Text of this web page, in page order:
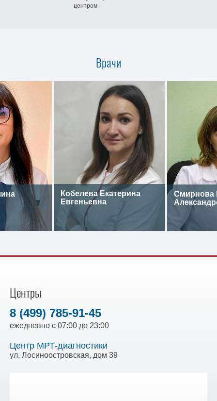
центром
Врачи
Кобелева Екатерина
Евгеньевна
Смирнова
Центры
8 (499) 785-91-45
ежедневно с 07:00 до 23:00
Центр МРТ-диагностики
ул. Лосиноостровская, дом 39